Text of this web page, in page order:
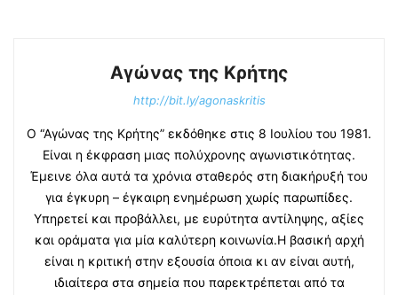
Αγώνας της Κρήτης
http://bit.ly/agonaskritis
Ο “Αγώνας της Κρήτης” εκδόθηκε στις 8 Ιουλίου του 1981.
Είναι η έκφραση μιας πολύχρονης αγωνιστικότητας.
Έμεινε όλα αυτά τα χρόνια σταθερός στη διακήρυξή του
για έγκυρη – έγκαιρη ενημέρωση χωρίς παρωπίδες.
Υπηρετεί και προβάλλει, με ευρύτητα αντίληψης, αξίες
και οράματα για μία καλύτερη κοινωνία.Η βασική αρχή
είναι η κριτική στην εξουσία όποια κι αν είναι αυτή,
ιδιαίτερα στα σημεία που παρεκτρέπεται από τα